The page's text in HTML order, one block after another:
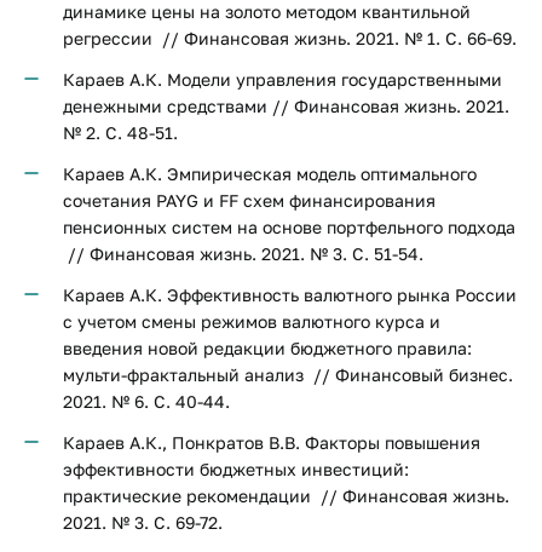
динамике цены на золото методом квантильной
регрессии // Финансовая жизнь. 2021. № 1. С. 66-69.
Караев А.К. Модели управления государственными
денежными средствами // Финансовая жизнь. 2021.
№ 2. С. 48-51.
Караев А.К. Эмпирическая модель оптимального
сочетания PAYG и FF схем финансирования
пенсионных систем на основе портфельного подхода
// Финансовая жизнь. 2021. № 3. С. 51-54.
Караев А.К. Эффективность валютного рынка России
с учетом смены режимов валютного курса и
введения новой редакции бюджетного правила:
мульти-фрактальный анализ // Финансовый бизнес.
2021. № 6. С. 40-44.
Караев А.К., Понкратов В.В. Факторы повышения
эффективности бюджетных инвестиций:
практические рекомендации // Финансовая жизнь.
2021. № 3. С. 69-72.